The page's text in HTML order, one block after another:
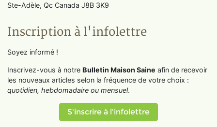
Ste-Adèle, Qc Canada J8B 3K9
Inscription à l'infolettre
Soyez informé !
Inscrivez-vous à notre Bulletin Maison Saine afin de recevoir
les nouveaux articles selon la fréquence de votre choix :
quotidien, hebdomadaire ou mensuel.
S'inscrire à l'infolettre